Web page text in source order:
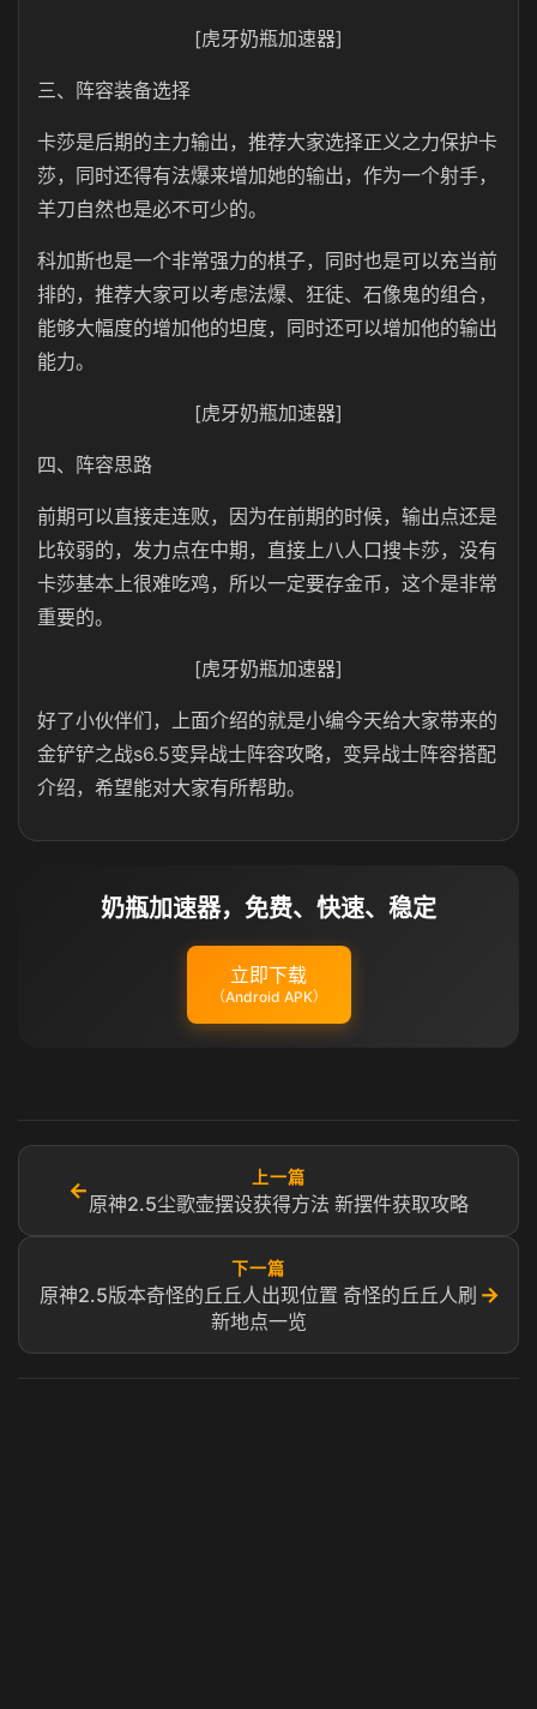
[虎牙奶瓶加速器]
三、阵容装备选择
卡莎是后期的主力输出，推荐大家选择正义之力保护卡
莎，同时还得有法爆来增加她的输出，作为一个射手，
羊刀自然也是必不可少的。
科加斯也是一个非常强力的棋子，同时也是可以充当前
排的，推荐大家可以考虑法爆、狂徒、石像鬼的组合，
能够大幅度的增加他的坦度，同时还可以增加他的输出
能力。
[虎牙奶瓶加速器]
四、阵容思路
前期可以直接走连败，因为在前期的时候，输出点还是
比较弱的，发力点在中期，直接上八人口搜卡莎，没有
卡莎基本上很难吃鸡，所以一定要存金币，这个是非常
重要的。
[虎牙奶瓶加速器]
好了小伙伴们，上面介绍的就是小编今天给大家带来的
金铲铲之战s6.5变异战士阵容攻略，变异战士阵容搭配
介绍，希望能对大家有所帮助。
奶瓶加速器，免费、快速、稳定
立即下载
（Android APK）
←
上一篇
原神2.5尘歌壶摆设获得方法 新摆件获取攻略
下一篇
原神2.5版本奇怪的丘丘人出现位置 奇怪的丘丘人刷
新地点一览
→